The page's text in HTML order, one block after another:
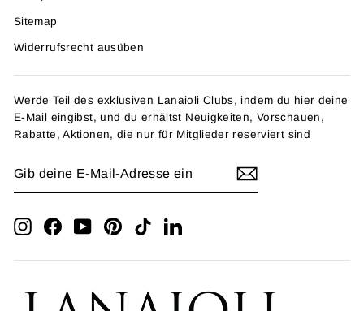
Sitemap
Widerrufsrecht ausüben
Werde Teil des exklusiven Lanaioli Clubs, indem du hier deine
E-Mail eingibst, und du erhältst Neuigkeiten, Vorschauen,
Rabatte, Aktionen, die nur für Mitglieder reserviert sind
DEINE
ADRESSE
EINInstagramFacebookYouTubePinterestTikTokLinkedIn